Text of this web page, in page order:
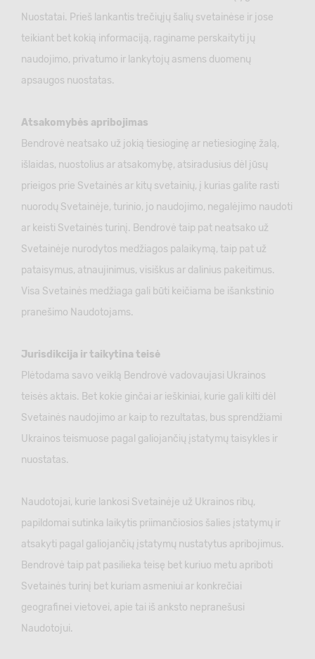
Nuostatai. Prieš lankantis trečiųjų šalių svetainėse ir jose
teikiant bet kokią informaciją, raginame perskaityti jų
naudojimo, privatumo ir lankytojų asmens duomenų
apsaugos nuostatas.
Atsakomybės apribojimas
Bendrovė neatsako už jokią tiesioginę ar netiesioginę žalą,
išlaidas, nuostolius ar atsakomybę, atsiradusius dėl jūsų
prieigos prie Svetainės ar kitų svetainių, į kurias galite rasti
nuorodų Svetainėje, turinio, jo naudojimo, negalėjimo naudoti
ar keisti Svetainės turinį. Bendrovė taip pat neatsako už
Svetainėje nurodytos medžiagos palaikymą, taip pat už
pataisymus, atnaujinimus, visiškus ar dalinius pakeitimus.
Visa Svetainės medžiaga gali būti keičiama be išankstinio
pranešimo Naudotojams.
Jurisdikcija ir taikytina teisė
Plėtodama savo veiklą Bendrovė vadovaujasi Ukrainos
teisės aktais. Bet kokie ginčai ar ieškiniai, kurie gali kilti dėl
Svetainės naudojimo ar kaip to rezultatas, bus sprendžiami
Ukrainos teismuose pagal galiojančių įstatymų taisykles ir
nuostatas.
Naudotojai, kurie lankosi Svetainėje už Ukrainos ribų,
papildomai sutinka laikytis priimančiosios šalies įstatymų ir
atsakyti pagal galiojančių įstatymų nustatytus apribojimus.
Bendrovė taip pat pasilieka teisę bet kuriuo metu apriboti
Svetainės turinį bet kuriam asmeniui ar konkrečiai
geografinei vietovei, apie tai iš anksto nepranešusi
Naudotojui.